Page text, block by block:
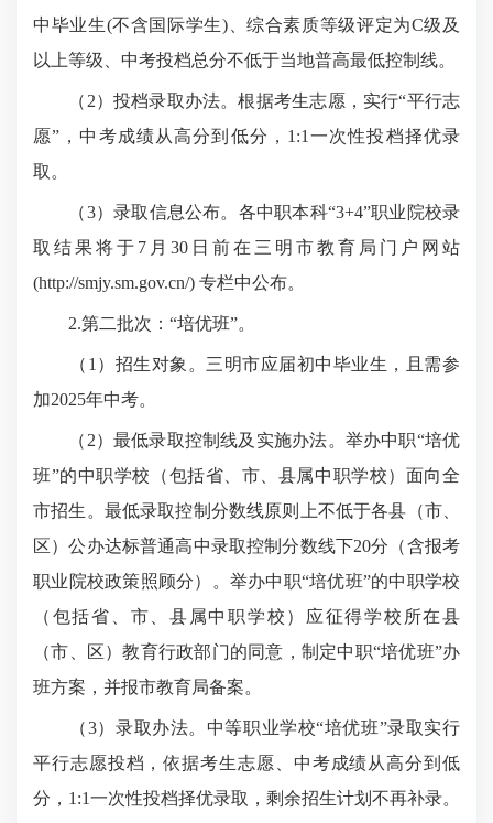
中毕业生(不含国际学生)、综合素质等级评定为C级及
以上等级、中考投档总分不低于当地普高最低控制线。
（2）投档录取办法。根据考生志愿，实行“平行志
愿”，中考成绩从高分到低分，1:1一次性投档择优录
取。
（3）录取信息公布。各中职本科“3+4”职业院校录
取结果将于7月30日前在三明市教育局门户网站
(http://smjy.sm.gov.cn/) 专栏中公布。
2.第二批次：“培优班”。
（1）招生对象。三明市应届初中毕业生，且需参
加2025年中考。
（2）最低录取控制线及实施办法。举办中职“培优
班”的中职学校（包括省、市、县属中职学校）面向全
市招生。最低录取控制分数线原则上不低于各县（市、
区）公办达标普通高中录取控制分数线下20分（含报考
职业院校政策照顾分）。举办中职“培优班”的中职学校
（包括省、市、县属中职学校）应征得学校所在县
（市、区）教育行政部门的同意，制定中职“培优班”办
班方案，并报市教育局备案。
（3）录取办法。中等职业学校“培优班”录取实行
平行志愿投档，依据考生志愿、中考成绩从高分到低
分，1:1一次性投档择优录取，剩余招生计划不再补录。